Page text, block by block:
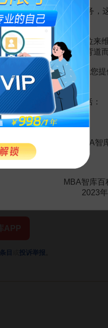
与规划模式结构性的变革机制。
力
活组织方式将一去不复返，然
时空距离，减少了常规往返交
和州政府共同向雇员提供一次性
策调控下，可借鉴类似美国“靠
贵经验却被“大盘化”、“造新
和高强度的土地利用与空间
，是高瞻远瞩的战略举措，
强度、适宜规模尺度和空间形
[J].人文地理,2004.19(4)
目 投诉举报
形式为大家提供知识服务，
单纯依靠不断增加广告位来
，这也与我们的初衷背道而
会员收费制度，以便为您提
开通 ），您的权益将包括：
的支持。诚邀您加入MBA智
和进步！
MBA智库百
2023